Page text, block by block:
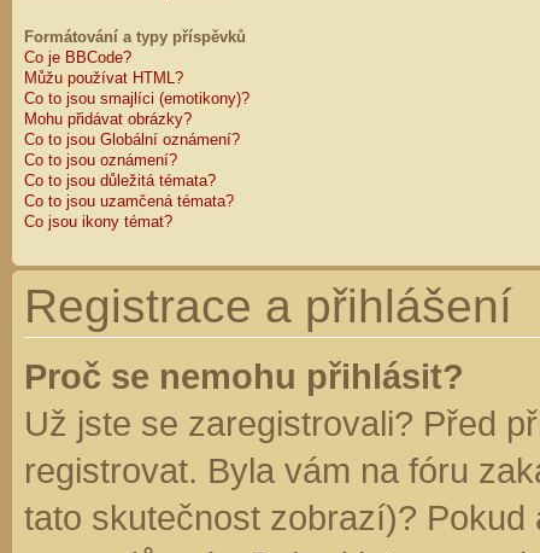
Formátování a typy příspěvků
Co je BBCode?
Můžu používat HTML?
Co to jsou smajlíci (emotikony)?
Mohu přidávat obrázky?
Co to jsou Globální oznámení?
Co to jsou oznámení?
Co to jsou důležitá témata?
Co to jsou uzamčená témata?
Co jsou ikony témat?
Registrace a přihlášení
Proč se nemohu přihlásit?
Už jste se zaregistrovali? Před
registrovat. Byla vám na fóru
tato skutečnost zobrazí)?